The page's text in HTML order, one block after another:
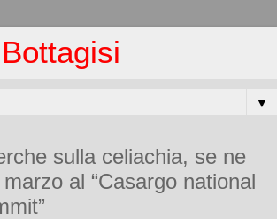
▼
sulla celiachia, se ne
al “Casargo national